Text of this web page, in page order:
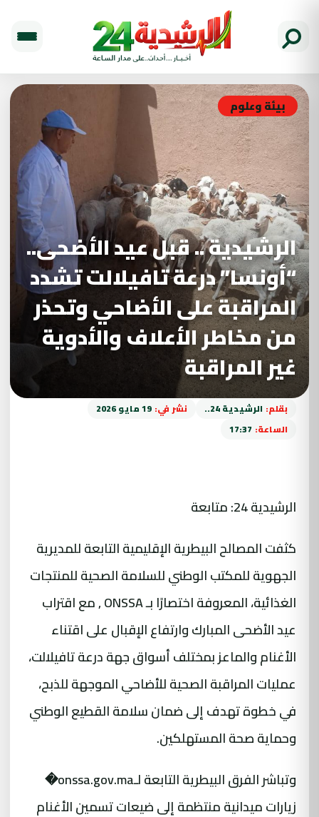
بيئة وعلوم
الرشيدية .. قبل عيد الأضحى..
“أونسا” درعة تافيلالت تشدد
المراقبة على الأضاحي وتحذر
من مخاطر الأعلاف والأدوية
غير المراقبة
بقلم: الرشيدية 24.. نشر في: 19 مايو 2026
الساعة: 17:37
الرشيدية 24: متابعة
كثفت المصالح البيطرية الإقليمية التابعة للمديرية
الجهوية للمكتب الوطني للسلامة الصحية للمنتجات
الغذائية، المعروفة اختصارًا بـ ONSSA , مع اقتراب
عيد الأضحى المبارك وارتفاع الإقبال على اقتناء
الأغنام والماعز بمختلف أسواق جهة درعة تافيلالت،
عمليات المراقبة الصحية للأضاحي الموجهة للذبح،
في خطوة تهدف إلى ضمان سلامة القطيع الوطني
وحماية صحة المستهلكين.
وتباشر الفرق البيطرية التابعة لـonssa.gov.ma⁠�
زيارات ميدانية منتظمة إلى ضيعات تسمين الأغنام